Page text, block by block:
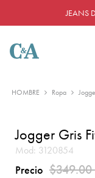
JEANS
HOMBRE Ropa
Jogger Gris
Mod: 3120854
Precio Precio
$349.00a